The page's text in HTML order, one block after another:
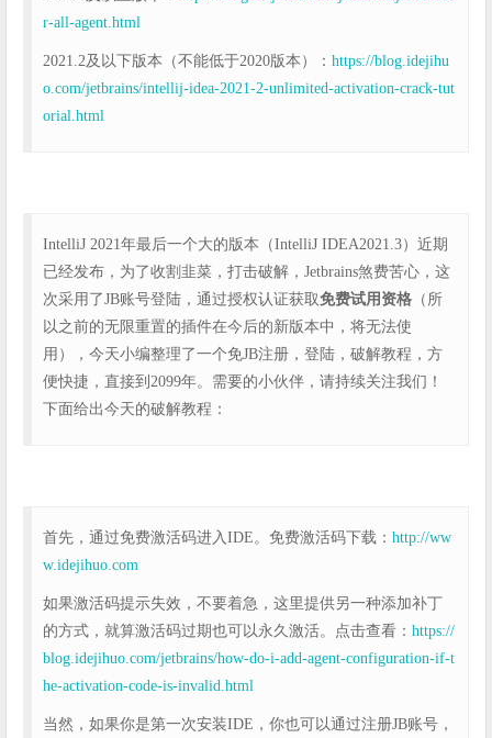
r-all-agent.html
2021.2及以下版本（不能低于2020版本）： https://blog.idejihu
o.com/jetbrains/intellij-idea-2021-2-unlimited-activation-crack-tut
orial.html
IntelliJ 2021年最后一个大的版本（IntelliJ IDEA2021.3）近期
已经发布，为了收割韭菜，打击破解，Jetbrains煞费苦心，这
次采用了JB账号登陆，通过授权认证获取免费试用资格 （所
以之前的无限重置的插件在今后的新版本中，将无法使
用），今天小编整理了一个免JB注册，登陆，破解教程，方
便快捷，直接到2099年。需要的小伙伴，请持续关注我们！
下面给出今天的破解教程：
首先，通过免费激活码进入IDE。免费激活码下载： http://ww
w.idejihuo.com
如果激活码提示失效，不要着急，这里提供另一种添加补丁
的方式，就算激活码过期也可以永久激活。点击查看： https://
blog.idejihuo.com/jetbrains/how-do-i-add-agent-configuration-if-t
he-activation-code-is-invalid.html
当然，如果你是第一次安装IDE，你也可以通过注册JB账号，